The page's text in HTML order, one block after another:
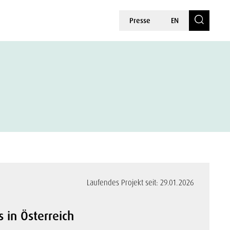
Presse EN
Laufendes Projekt seit: 29.01.2026
in Österreich